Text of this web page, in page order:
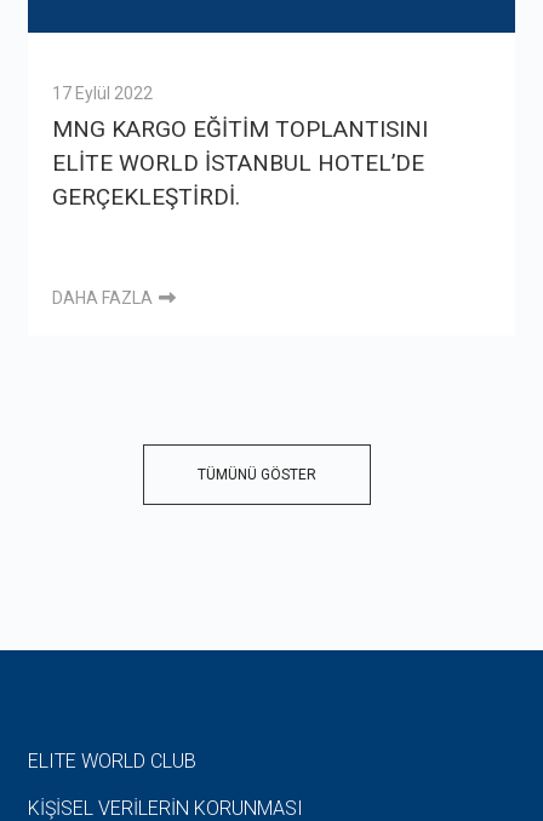
17 Eylül 2022
MNG KARGO EĞİTİM TOPLANTISINI
ELİTE WORLD İSTANBUL HOTEL’DE
GERÇEKLEŞTİRDİ.
DAHA FAZLA
TÜMÜNÜ GÖSTER
ELITE WORLD CLUB
KİŞİSEL VERİLERİN KORUNMASI